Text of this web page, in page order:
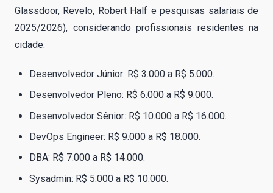
Glassdoor, Revelo, Robert Half e pesquisas salariais de
2025/2026), considerando profissionais residentes na
cidade:
Desenvolvedor Júnior: R$ 3.000 a R$ 5.000.
Desenvolvedor Pleno: R$ 6.000 a R$ 9.000.
Desenvolvedor Sênior: R$ 10.000 a R$ 16.000.
DevOps Engineer: R$ 9.000 a R$ 18.000.
DBA: R$ 7.000 a R$ 14.000.
Sysadmin: R$ 5.000 a R$ 10.000.